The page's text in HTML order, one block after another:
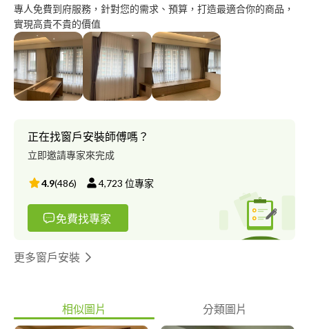
專人免費到府服務，針對您的需求、預算，打造最適合你的商品，
實現高貴不貴的價值
正在找窗戶安裝師傅嗎？
立即邀請專家來完成
4.9(486) 4,723 位專家
免費找專家
更多窗戶安裝
相似圖片 分類圖片